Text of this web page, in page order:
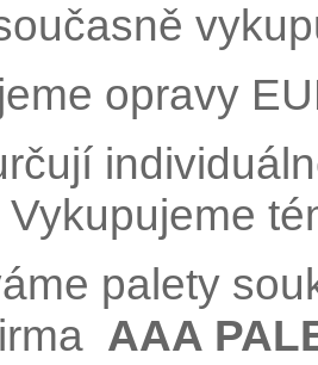
opravy
palety
AAA